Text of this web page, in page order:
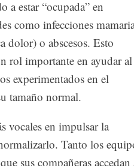
a estar “ocupada” en
como infecciones
dolor) o abscesos. Esto
rol importante en ayudar al
experimentados en el
tamaño normal.
vocales en impulsar la
Tanto los
sus compañeras accedan